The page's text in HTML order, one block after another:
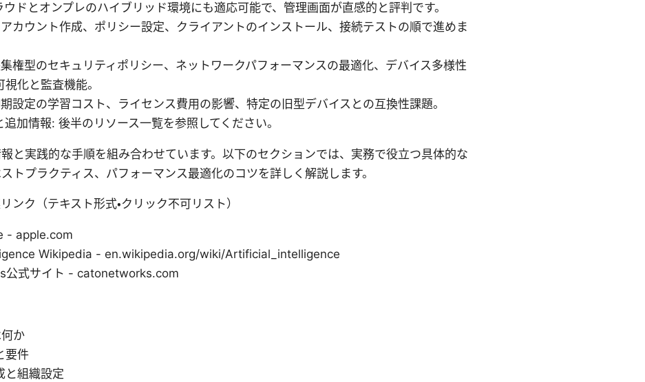
ドとオンプレのハイブリッド環境にも適応可能で、管理画面が直感的と評判です。
カウント作成、ポリシー設定、クライアントのインストール、接続テストの順で進めま
権型のセキュリティポリシー、ネットワークパフォーマンスの最適化、デバイス多様性
化と監査機能。
設定の学習コスト、ライセンス費用の影響、特定の旧型デバイスとの互換性課題。
加情報: 後半のリソース一覧を参照してください。
と実践的な手順を組み合わせています。以下のセクションでは、実務で役立つ具体的な
トプラクティス、パフォーマンス最適化のコツを詳しく解説します。
ンク（テキスト形式・クリック不可リスト）
- apple.com
Wikipedia - en.wikipedia.org/wiki/Artificial_intelligence
公式サイト - catonetworks.com
か
要件
と組織設定